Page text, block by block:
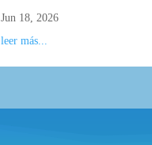
Jun 18, 2026
leer más...